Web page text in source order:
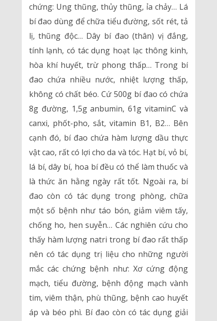
chứng: Ung thũng, thủy thũng, ỉa chảy… Lá
bí đao dùng để chữa tiểu đường, sốt rét, tả
lị, thũng độc… Dây bí đao (thân) vị đắng,
tính lạnh, có tác dụng hoạt lạc thông kinh,
hòa khí huyết, trừ phong thấp… Trong bí
đao chứa nhiều nước, nhiệt lượng thấp,
không có chất béo. Cứ 500g bí đao có chứa
8g đường, 1,5g anbumin, 61g vitaminC và
canxi, phốt-pho, sắt, vitamin B1, B2… Bên
cạnh đó, bí đao chứa hàm lượng dầu thực
vật cao, rất có lợi cho da và tóc. Hạt bí, vỏ bí,
lá bí, dây bí, hoa bí đều có thể làm thuốc và
là thức ăn hằng ngày rất tốt. Ngoài ra, bí
đao còn có tác dụng trong phòng, chữa
một số bệnh như táo bón, giảm viêm tấy,
chống ho, hen suyễn… Các nghiên cứu cho
thấy hàm lượng natri trong bí đao rất thấp
nên có tác dụng trị liệu cho những người
mắc các chứng bệnh như: Xơ cứng động
mạch, tiểu đường, bệnh động mạch vành
tim, viêm thận, phù thũng, bệnh cao huyết
áp và béo phì. Bí đao còn có tác dụng giải